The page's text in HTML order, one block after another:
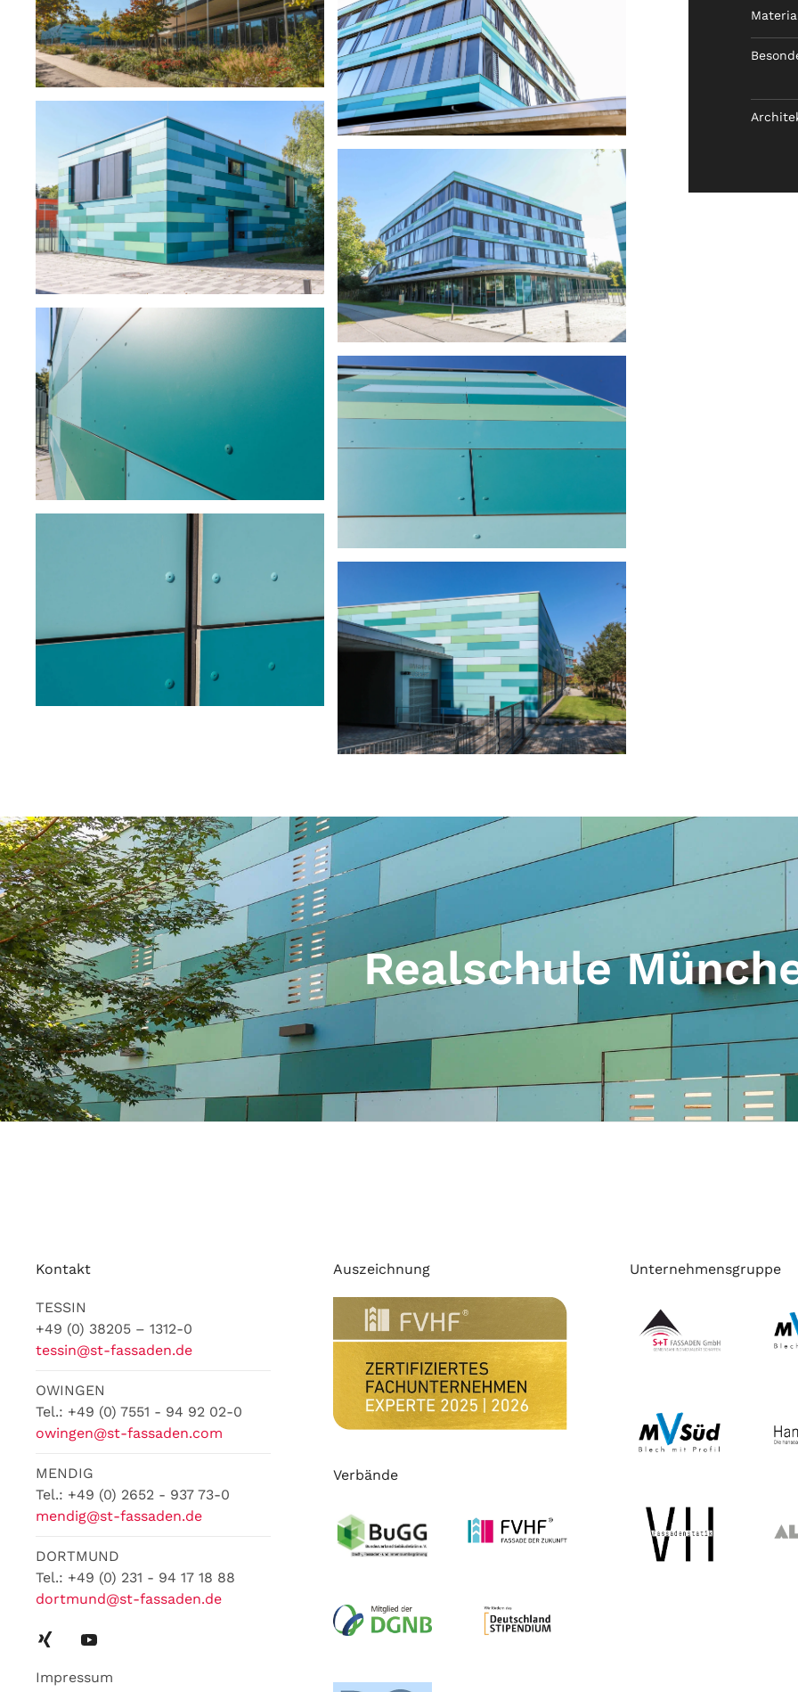
ansehen
ansehen
ansehen
ansehen
ansehen
ansehen
Realschule
Kontakt
TESSIN
+49 (0) 38205 – 1312-0
tessin@st-fassaden.de
OWINGEN
Tel.: +49 (0) 7551 - 94 92 02-0
owingen@st-fassaden.com
MENDIG
Tel.: +49 (0) 2652 - 937 73-0
mendig@st-fassaden.de
DORTMUND
Tel.: +49 (0) 231 - 94 17 18 88
dortmund@st-fassaden.de
Impressum
Auszeichnung
Verbände
Unternehmensgruppe